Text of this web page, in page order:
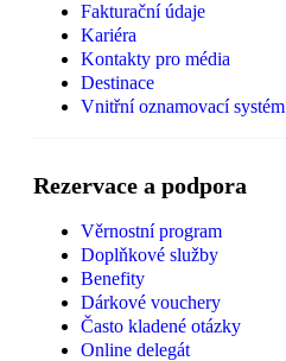
Fakturační údaje
Kariéra
Kontakty pro média
Destinace
Vnitřní oznamovací systém
Rezervace a podpora
Věrnostní program
Doplňkové služby
Benefity
Dárkové vouchery
Často kladené otázky
Online delegát